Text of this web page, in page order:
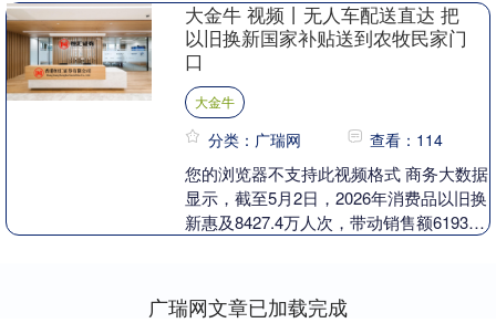
大金牛 视频丨无人车配送直达 把
以旧换新国家补贴送到农牧民家门
口
大金牛
分类：广瑞网 查看：114
您的浏览器不支持此视频格式 商务大数据
显示，截至5月2日，2026年消费品以旧换
新惠及8427.4万人次，带动销售额6193.6
广瑞网文章已加载完成